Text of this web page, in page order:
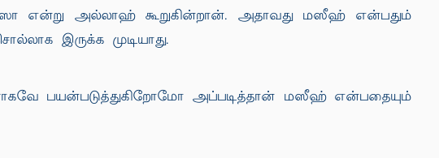
என்று அல்லாஹ் கூறுகின்றான். அதாவது மஸீஹ் என்பதும்
இருக்க முடியாது.
பயன்படுத்துகிறோமோ அப்படித்தான் மஸீஹ் என்பதையும்